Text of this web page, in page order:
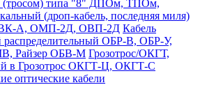
(тросом) типа "8" ДПОм, ТПОм,
(дроп-кабель, последняя миля)
А, ОМП-2Д, ОВП-2Д Кабель
распределительный ОБР-В, ОБР-У,
Райзер ОБВ-М Грозотрос/ОКГТ,
в Грозотрос ОКГТ-Ц, ОКГТ-С
оптические кабели